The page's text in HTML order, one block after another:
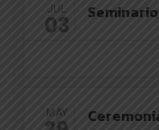
JUL
03
MAY